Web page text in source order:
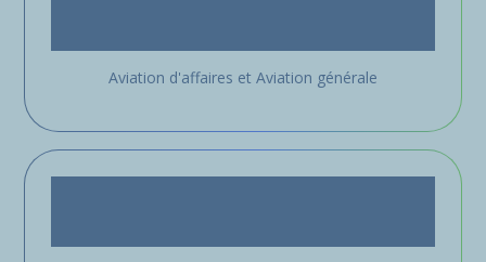
Aviation d'affaires et Aviation générale